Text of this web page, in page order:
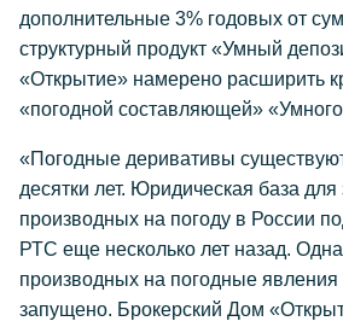
дополнительные 3% годовых от
структурный продукт «Умный
«Открытие» намерено расширить
«погодной составляющей»
«Погодные деривативы
десятки лет. Юридическая база для
производных на погоду в России
РТС еще несколько лет назад.
производных на погодные явления
запущено. Брокерский Дом